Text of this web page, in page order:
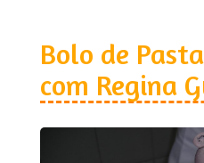
Bolo de
com Regina